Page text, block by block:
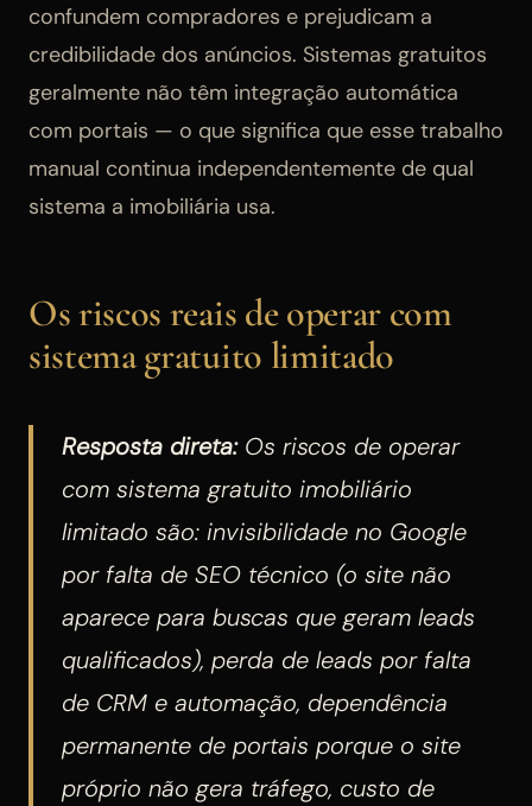
confundem compradores e prejudicam a
credibilidade dos anúncios. Sistemas gratuitos
geralmente não têm integração automática
com portais — o que significa que esse trabalho
manual continua independentemente de qual
sistema a imobiliária usa.
Os riscos reais de operar com
sistema gratuito limitado
Resposta direta:Os riscos de operar
com sistema gratuito imobiliário
limitado são: invisibilidade no Google
por falta de SEO técnico (o site não
aparece para buscas que geram leads
qualificados), perda de leads por falta
de CRM e automação, dependência
permanente de portais porque o site
próprio não gera tráfego, custo de